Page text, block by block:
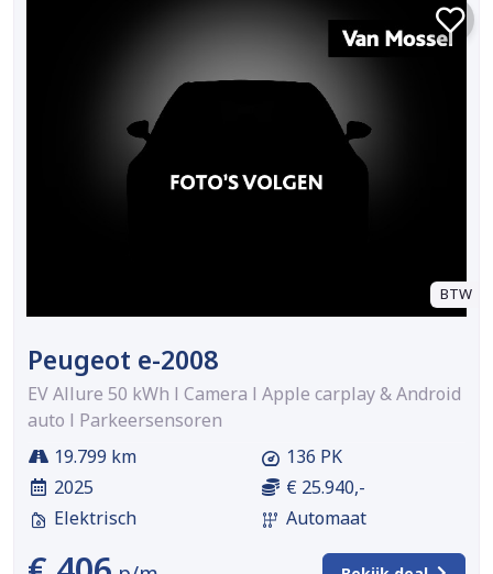
BTW
Peugeot e-2008
EV Allure 50 kWh l Camera l Apple carplay & Android
auto l Parkeersensoren
19.799 km
2025
Elektrisch
136 PK
€ 25.940,-
Automaat